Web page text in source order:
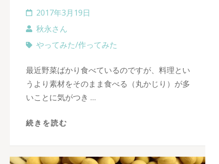
2017年3月19日
秋永さん
やってみた/作ってみた
最近野菜ばかり食べているのですが、料理とい
うより素材をそのまま食べる（丸かじり）が多
いことに気がつき …
続きを読む